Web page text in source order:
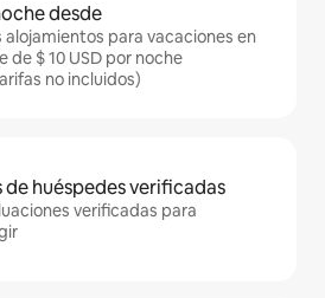
desde
alojamientos para vacaciones en
de $ 10 USD por noche
no incluidos)
de huéspedes verificadas
verificadas para